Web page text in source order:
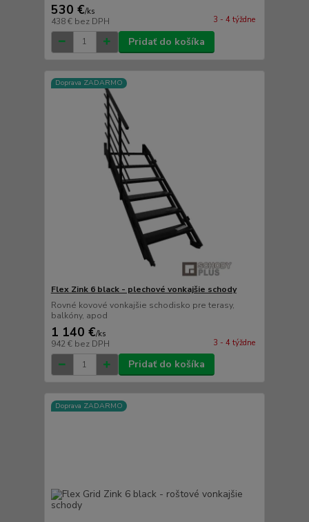
530 €/ks
438 € bez DPH 3 - 4 týždne
Pridať do košíka
Doprava ZADARMO
Flex Zink 6 black - plechové vonkajšie schody
Rovné kovové vonkajšie schodisko pre terasy,
balkóny, apod
1 140 €/ks
942 € bez DPH 3 - 4 týždne
Pridať do košíka
Doprava ZADARMO